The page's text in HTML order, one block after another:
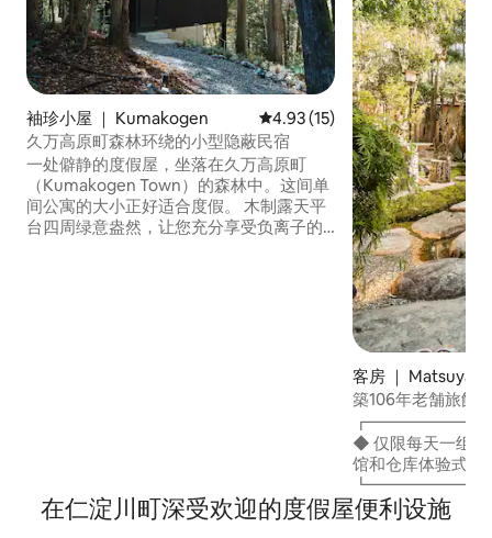
袖珍小屋 ｜ Kumakogen 平均评分 4.93 分（满分 5 分）
4.93 (15)
久万高原町森林环绕的小型隐蔽民宿
一处僻静的度假屋，坐落在久万高原町
（Kumakogen Town）的森林中。这间单
间公寓的大小正好适合度假。 木制露天平
台四周绿意盎然，让您充分享受负离子的
还提供便利设施和厨房用品，因此请参阅
物品清单。 *作为一种选择，您可以在水本
客房 ｜
築106年老舗旅館
＆半露天風呂付
民家三津浜旅館 】
◆ 仅限每天一组/
馆和仓库体验式
■ 地理位置、历
的港口城镇三津浜
在仁淀川町深受欢迎的度假屋便利设施